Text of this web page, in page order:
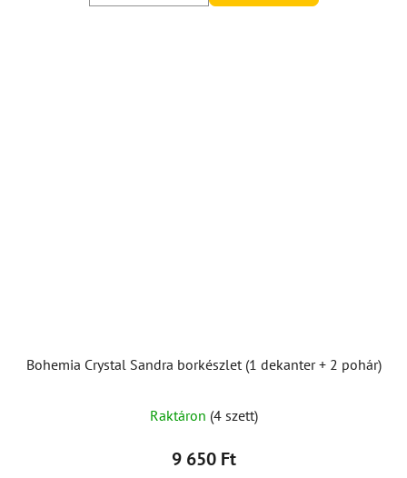
Bohemia Crystal Sandra borkészlet (1 dekanter + 2 pohár)
Raktáron (4 szett)
9 650 Ft